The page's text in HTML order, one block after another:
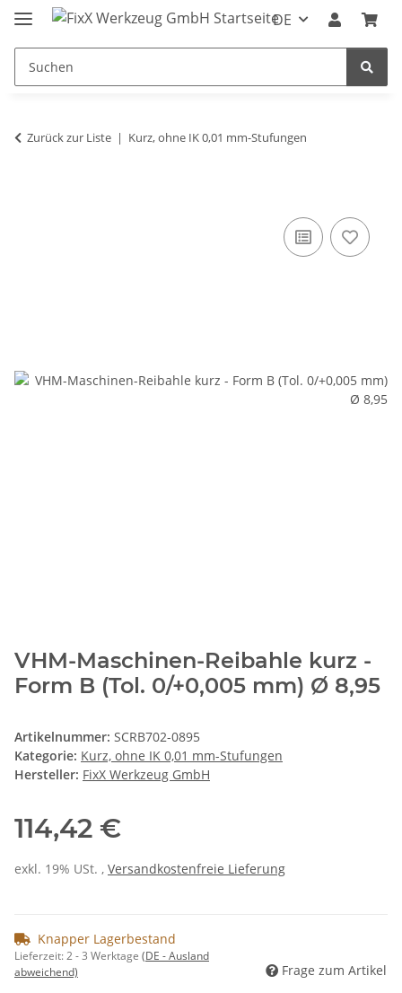
DE
Zurück zur Liste Kurz, ohne IK 0,01 mm-Stufungen
VHM-Maschinen-Reibahle kurz -
Form B (Tol. 0/+0,005 mm) Ø 8,95
Artikelnummer: SCRB702-0895
Kategorie: Kurz, ohne IK 0,01 mm-Stufungen
Hersteller: FixX Werkzeug GmbH
114,42 €
exkl. 19% USt. , Versandkostenfreie Lieferung
Knapper Lagerbestand
Lieferzeit:2 - 3 Werktage (DE - Ausland
abweichend)
Frage zum Artikel